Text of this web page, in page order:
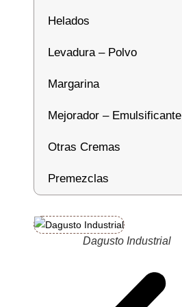
Helados
Levadura – Polvo
Margarina
Mejorador – Emulsificante
Otras Cremas
Premezclas
Dagusto Industrial